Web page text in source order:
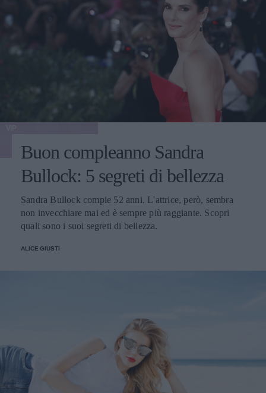
Buon compleanno Sandra
Bullock: 5 segreti di bellezza
Sandra Bullock compie 52 anni. L'attrice, però, sembra
non invecchiare mai ed è sempre più raggiante. Scopri
quali sono i suoi segreti di bellezza.
ALICE GIUSTI